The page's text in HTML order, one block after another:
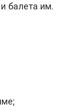
балета им.